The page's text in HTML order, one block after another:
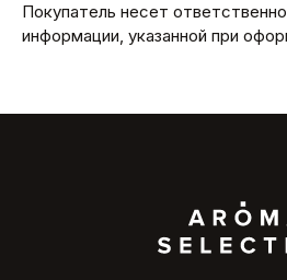
Покупатель несет
информации, указанной при